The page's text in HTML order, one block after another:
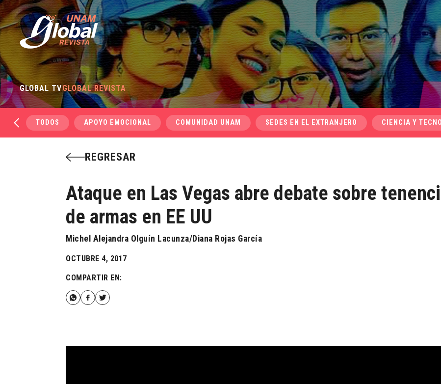
GLOBAL TVGLOBAL REVISTA
TODOS APOYO EMOCIONAL COMUNIDAD UNAM SEDES EN EL EXTRANJERO CIENCIA Y
REGRESAR
Ataque en Las Vegas abre debate sobre
de armas en EE UU
Michel Alejandra Olguín Lacunza/Diana Rojas García
OCTUBRE 4, 2017
COMPARTIR EN: